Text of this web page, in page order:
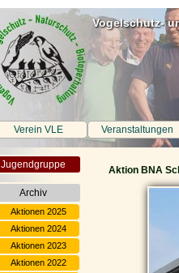
Vogelschutz-
Verein VLE Veranstaltungen
Jugendgruppe
Archiv
Aktionen 2025
Aktionen 2024
Aktionen 2023
Aktionen 2022
Aktion BNA